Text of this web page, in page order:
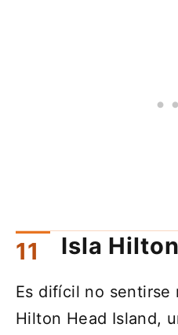
Isla
Es difícil no sentirse
Hilton Head Island,